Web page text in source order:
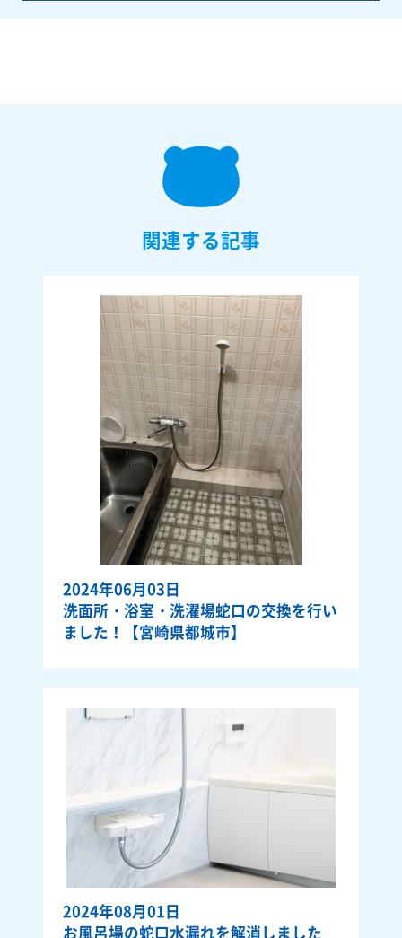
関連する記事
2024年06月03日
洗面所・浴室・洗濯場蛇口の交換を行い
ました！【宮崎県都城市】
2024年08月01日
お風呂場の蛇口水漏れを解消しました